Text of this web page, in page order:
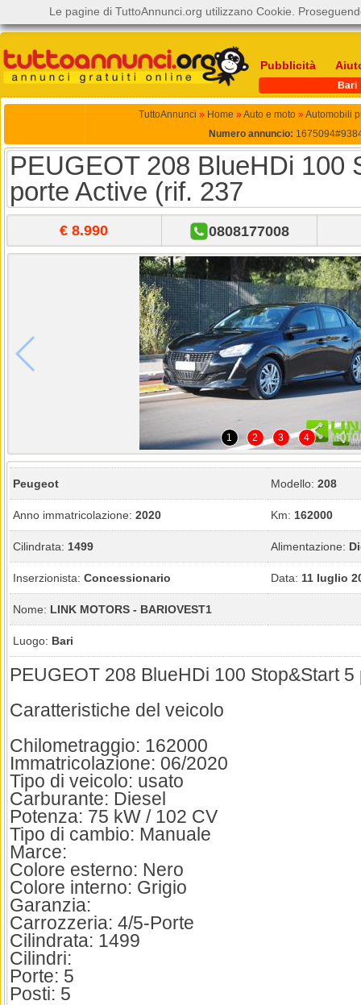
Pubblicità
Bari
TuttoAnnunci » Home » Auto e moto » Automobili
Numero annuncio:
PEUGEOT 208 BlueHDi 100
porte Active (rif. 237
€ 8.990 0808177008
1 2 3 4
Peugeot Modello: 208
Anno immatricolazione: 2020 Km: 162000
Cilindrata: 1499 Alimentazione:
Inserzionista: Concessionario Data: 11 luglio
Nome: LINK MOTORS - BARIOVEST1
Luogo: Bari
PEUGEOT 208 BlueHDi 100 Stop&Start 5
Caratteristiche del veicolo
Chilometraggio: 162000
Immatricolazione: 06/2020
Tipo di veicolo: usato
Carburante: Diesel
Potenza: 75 kW / 102 CV
Tipo di cambio: Manuale
Marce:
Colore esterno: Nero
Colore interno: Grigio
Garanzia:
Carrozzeria: 4/5-Porte
Cilindrata: 1499
Cilindri:
Porte: 5
Posti: 5
Le pagine di TuttoAnnunci.org utilizzano Cookie.